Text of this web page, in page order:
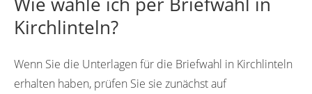
Kirchlinteln?
Wenn Sie die Unterlagen für die Briefwahl in Kirchlinteln
erhalten haben, prüfen Sie sie zunächst auf